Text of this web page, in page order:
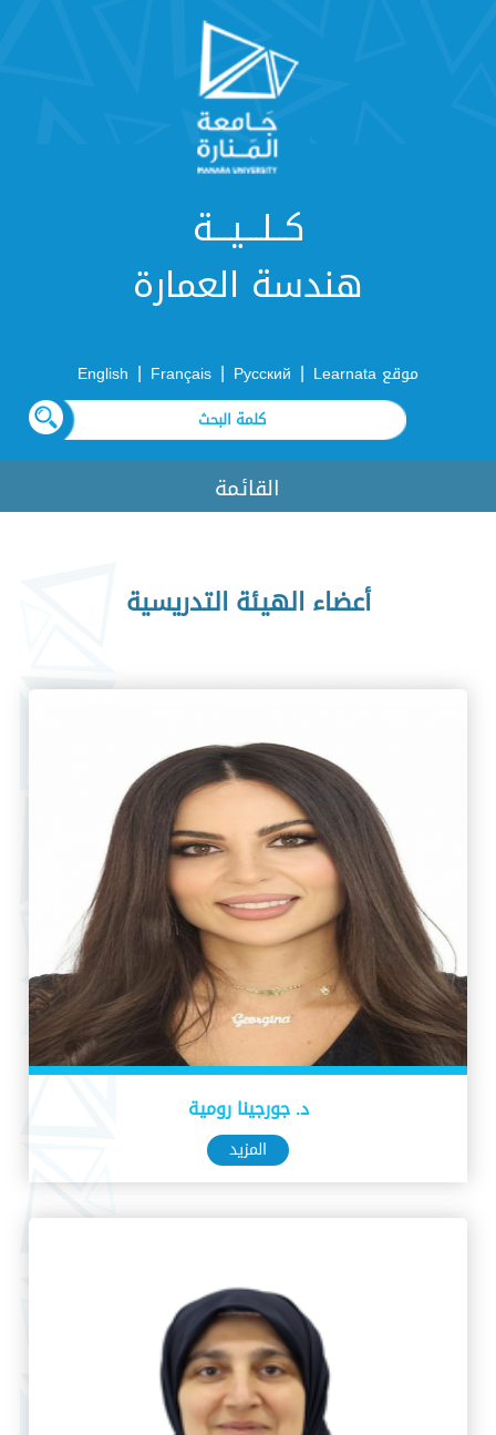
كــلـــيـــة
هندسة العمارة
موقع Learnata |
Русский
|
Français
|
English
القائمة
أعضاء الهيئة التدريسية
د. جورجينا رومية
المزيد